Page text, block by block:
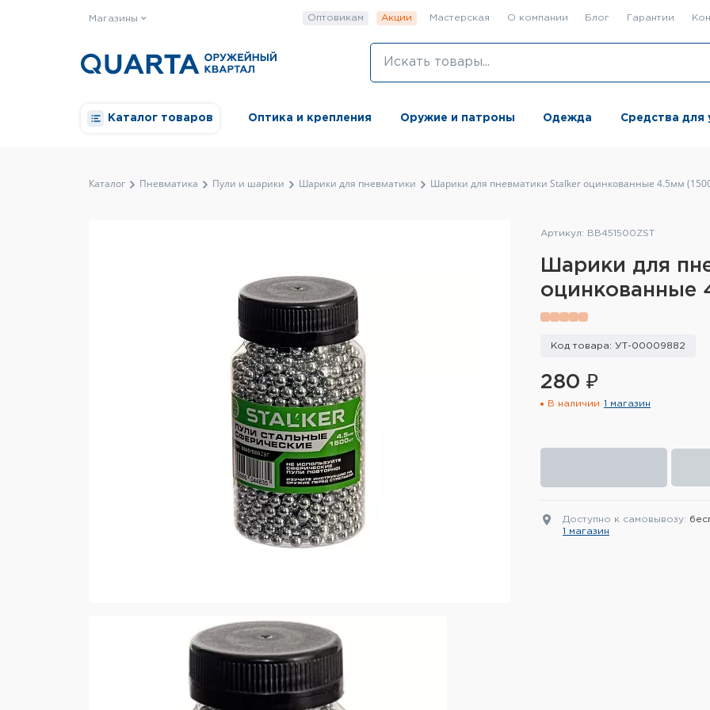
Магазины Оптовикам Акции Мастерская О компании Блог Гарантии
Каталог товаров Оптика и крепления Оружие и патроны Одежда Средства для
Каталог Пневматика Пули и шарики Шарики для пневматики Шарики для пневматики Stalker оцинкованные 4.5мм
Артикул: BB451500ZST
Шарики для
оцинкованные
Код товара: УТ-00009882
280 ₽
В наличии 1 магазин
Доступно к самовывозу:
1 магазин